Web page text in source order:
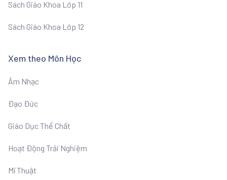
Sách Giáo Khoa Lớp 11
Sách Giáo Khoa Lớp 12
Xem theo Môn Học
Âm Nhạc
Đạo Đức
Giáo Dục Thể Chất
Hoạt Động Trải Nghiệm
Mĩ Thuật